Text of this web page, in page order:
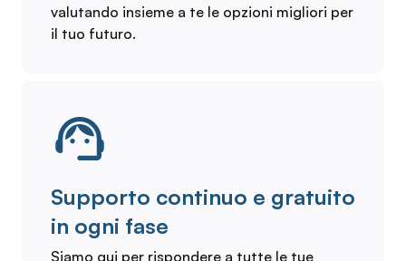
valutando insieme a te le opzioni migliori per
il tuo futuro.
Supporto continuo e gratuito
in ogni fase
Siamo qui per rispondere a tutte le tue